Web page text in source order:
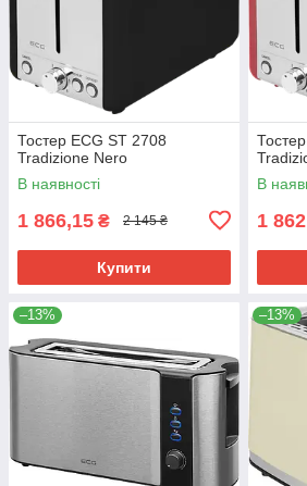
Тостер ECG ST 2708
Tradizione Nero
В наявності
1 866,15 ₴ 2 145 ₴
Купити
В
1
–13% –13%